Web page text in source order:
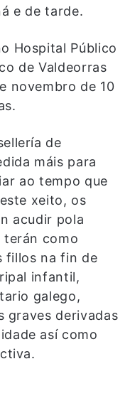
e de tarde.
Hospital Público
de Valdeorras
novembro de 10
de
máis para
ao tempo que
xeito, os
acudir pola
terán como
fillos na fin de
infantil,
galego,
graves derivadas
así como